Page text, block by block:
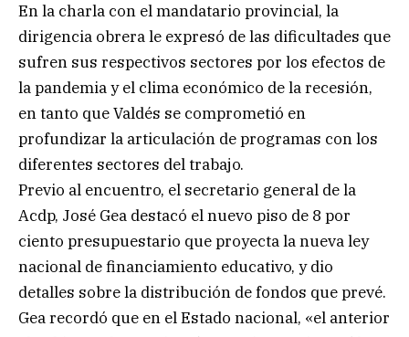
En la charla con el mandatario provincial, la
dirigencia obrera le expresó de las dificultades que
sufren sus respectivos sectores por los efectos de
la pandemia y el clima económico de la recesión,
en tanto que Valdés se comprometió en
profundizar la articulación de programas con los
diferentes sectores del trabajo.
Previo al encuentro, el secretario general de la
Acdp, José Gea destacó el nuevo piso de 8 por
ciento presupuestario que proyecta la nueva ley
nacional de financiamiento educativo, y dio
detalles sobre la distribución de fondos que prevé.
Gea recordó que en el Estado nacional, «el anterior